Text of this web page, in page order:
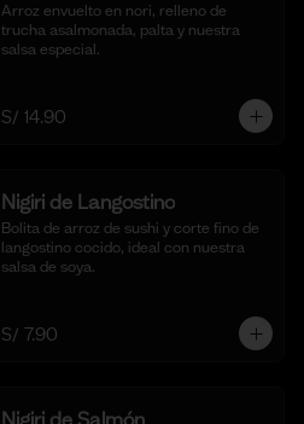
Arroz envuelto en nori, relleno de
trucha asalmonada, palta y nuestra
salsa especial.
S/ 14.90
Nigiri de Langostino
Bolita de arroz de sushi y corte fino de
langostino cocido, ideal con nuestra
salsa de soya.
S/ 7.90
Nigiri de Salmón